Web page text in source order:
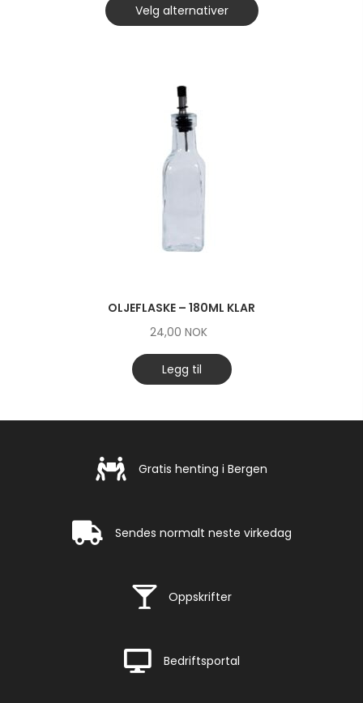
Velg alternativer
OLJEFLASKE – 180ML KLAR
24,00 NOK
Legg til
Gratis henting i Bergen
Gratis henting i Bergen
Rask levering
Sendes normalt neste virkedag
Rask levering
Oppskrifter
Rask levering
Bedriftsportal